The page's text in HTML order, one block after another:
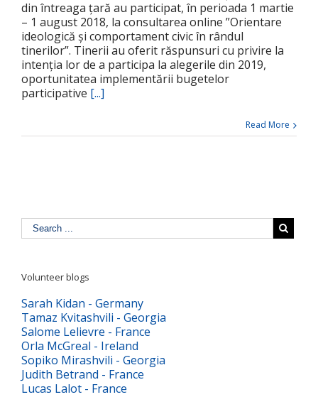
din întreaga țară au participat, în perioada 1 martie
– 1 august 2018, la consultarea online ”Orientare
ideologică și comportament civic în rândul
tinerilor”. Tinerii au oferit răspunsuri cu privire la
intenția lor de a participa la alegerile din 2019,
oportunitatea implementării bugetelor
participative [...]
Read More
Volunteer blogs
Sarah Kidan - Germany
Tamaz Kvitashvili - Georgia
Salome Lelievre - France
Orla McGreal - Ireland
Sopiko Mirashvili - Georgia
Judith Betrand - France
Lucas Lalot - France